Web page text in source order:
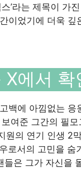
’라는 제목이 가
이었기에 더욱 깊
에서 확
백에 아낌없는
여준 그간의 필
원의 연기 인생 2
로서의 고민을
들은 그가 자신을